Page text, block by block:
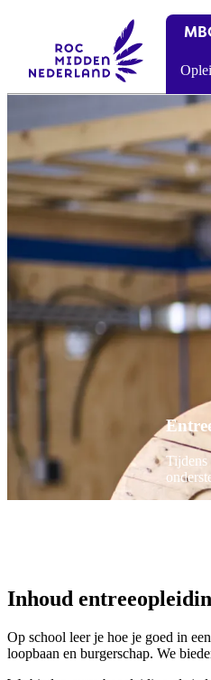
Tijdens
Inhoud
Op school leer je hoe je goed in
loopbaan en burgerschap. We